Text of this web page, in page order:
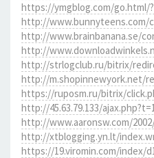
https://ymgblog.com/go.html/
http://www.bunnyteens.com/
http://www.brainbanana.se/
http://
http://strlogclub.ru/bitrix/
http://m.shopinnewyork.net/
https://ruposm.ru/bitrix/
http://45.63.79.133/
http://www.aaronsw.com/
http://xtblogging.yn.lt/
https://19.viromin.com/index/